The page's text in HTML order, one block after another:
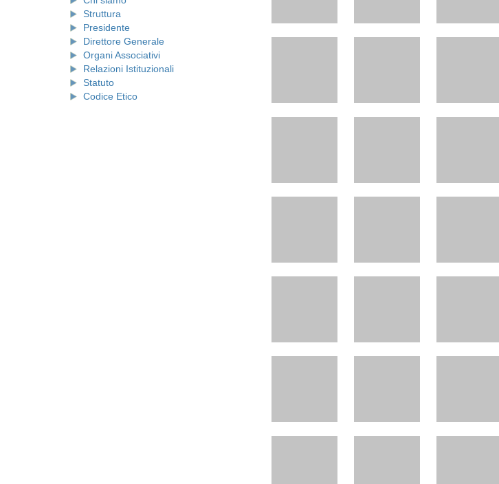
Struttura
Presidente
Direttore Generale
Organi Associativi
Relazioni Istituzionali
Statuto
Codice Etico